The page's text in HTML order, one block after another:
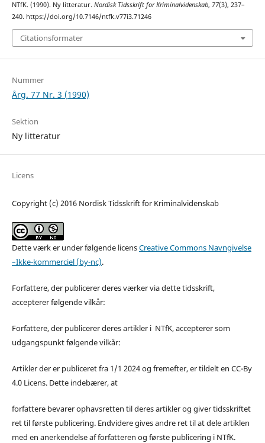
NTfK. (1990). Ny litteratur. Nordisk Tidsskrift for Kriminalvidenskab, 77(3), 237–
240. https://doi.org/10.7146/ntfk.v77i3.71246
Citationsformater
Nummer
Årg. 77 Nr. 3 (1990)
Sektion
Ny litteratur
Licens
Copyright (c) 2016 Nordisk Tidsskrift for Kriminalvidenskab
Dette værk er under følgende licensCreative Commons Navngivelse
–Ikke-kommerciel (by-nc).
Forfattere, der publicerer deres værker via dette tidsskrift,
accepterer følgende vilkår:
Forfattere, der publicerer deres artikler i NTfK, accepterer som
udgangspunkt følgende vilkår:
Artikler der er publiceret fra 1/1 2024 og fremefter, er tildelt en CC-By
4.0 Licens. Dette indebærer, at
forfattere bevarer ophavsretten til deres artikler og giver tidsskriftet
ret til første publicering. Endvidere gives andre ret til at dele artiklen
med en anerkendelse af forfatteren og første publicering i NTfK.